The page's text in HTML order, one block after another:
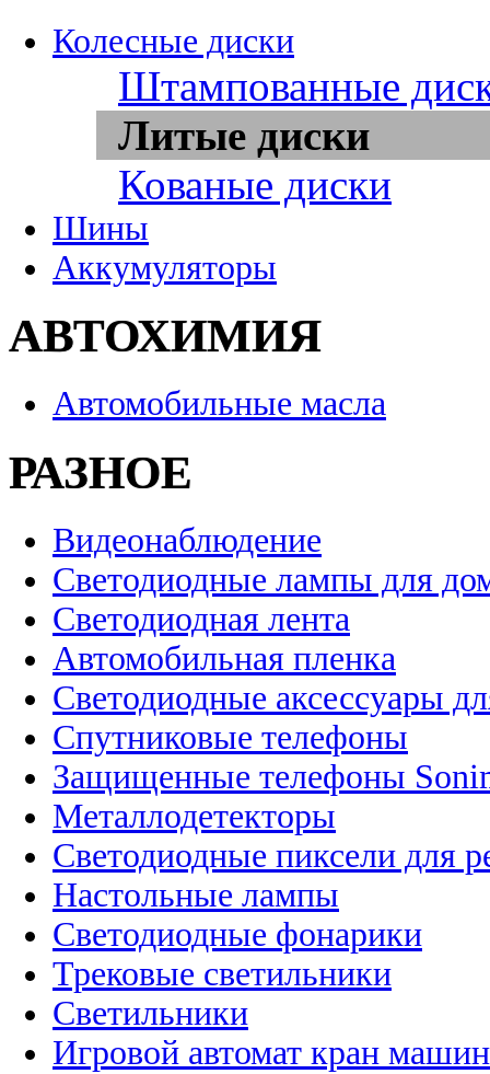
Колесные диски
Штампованные
Литые диски
Кованые диски
Шины
Аккумуляторы
АВТОХИМИЯ
Автомобильные масла
РАЗНОЕ
Видеонаблюдение
Светодиодные лампы для
Светодиодная лента
Автомобильная пленка
Светодиодные аксессуары
Спутниковые телефоны
Защищенные телефоны
Металлодетекторы
Светодиодные пиксели для
Настольные лампы
Светодиодные фонарики
Трековые светильники
Светильники
Игровой автомат кран